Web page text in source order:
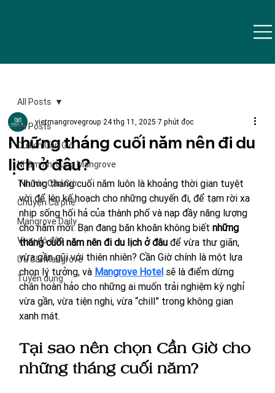
All Posts
Du lịch Cần Giờ
Nhâm nhi cùng Mangrove
Tin tức Cần Giờ
Chuyện Cà phê
Mangrove Daily
Vi vu đó đây
Ưu đãi Mangrove
Tuyển dụng
All Posts
Những tháng cuối năm nên đi du
lịch ở đâu?
vietmangrovegroup 24 thg 11, 2025 7 phút đọc
Những tháng cuối năm luôn là khoảng thời gian tuyệt
vời để lên kế hoạch cho những chuyến đi, để tạm rời xa
nhịp sống hối hả của thành phố và nạp đầy năng lượng
cho năm mới. Bạn đang băn khoăn không biết những
tháng cuối năm nên đi du lịch ở đâu để vừa thư giãn,
vừa gần gũi với thiên nhiên? Cần Giờ chính là một lựa
chọn lý tưởng, và Mangrove Hotel sẽ là điểm dừng
chân hoàn hảo cho những ai muốn trải nghiệm kỳ nghỉ
vừa gần, vừa tiện nghi, vừa “chill” trong không gian
xanh mát.
Tại sao nên chọn Cần Giờ cho
những tháng cuối năm?